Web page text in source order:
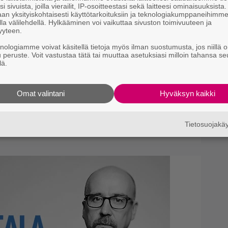
vaihtoehdot:
teatterissa ja kotona
sivuista, joilla vierailit, IP-osoitteestasi sekä laitteesi
yksityiskohtaisesti käyttötarkoituksiin ja teknologiakumppaneihimme
välilehdellä. Hylkääminen voi vaikuttaa sivuston toimivuuteen ja
voivat käsitellä tietoja myös ilman suostumusta, jos niillä
peruste. Voit vastustaa tätä tai muuttaa asetuksiasi milloin tahansa
Hyväksyn kaikki
Omat valintani